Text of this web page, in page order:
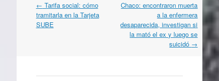
Navegación
por
artículos
← Tarifa social: cómo
tramitarla en la Tarjeta
SUBE
Chaco: encontraron muerta
a la enfermera
desaparecida, investigan si
la mató el ex y luego se
suicidó →